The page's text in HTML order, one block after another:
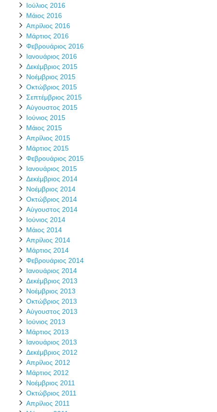
Ιούλιος 2016
Μάιος 2016
Απρίλιος 2016
Μάρτιος 2016
Φεβρουάριος 2016
Ιανουάριος 2016
Δεκέμβριος 2015
Νοέμβριος 2015
Οκτώβριος 2015
Σεπτέμβριος 2015
Αύγουστος 2015
Ιούνιος 2015
Μάιος 2015
Απρίλιος 2015
Μάρτιος 2015
Φεβρουάριος 2015
Ιανουάριος 2015
Δεκέμβριος 2014
Νοέμβριος 2014
Οκτώβριος 2014
Αύγουστος 2014
Ιούνιος 2014
Μάιος 2014
Απρίλιος 2014
Μάρτιος 2014
Φεβρουάριος 2014
Ιανουάριος 2014
Δεκέμβριος 2013
Νοέμβριος 2013
Οκτώβριος 2013
Αύγουστος 2013
Ιούνιος 2013
Μάρτιος 2013
Ιανουάριος 2013
Δεκέμβριος 2012
Απρίλιος 2012
Μάρτιος 2012
Νοέμβριος 2011
Οκτώβριος 2011
Απρίλιος 2011